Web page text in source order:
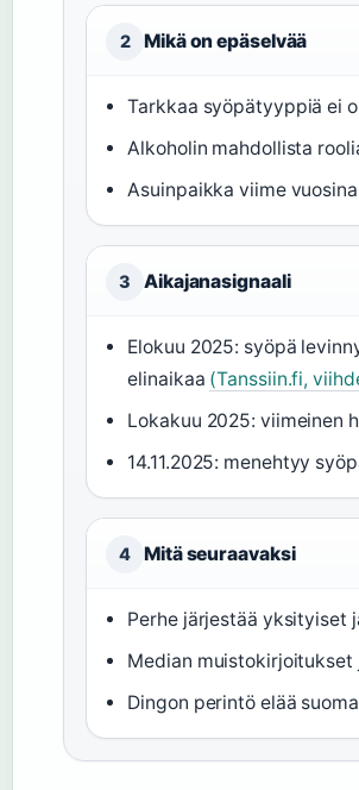
2 Mikä on epäselvää
Tarkkaa syöpätyyppiä ei
Alkoholin mahdollista
Asuinpaikka viime
3 Aikajanasignaali
Elokuu 2025: syöpä
elinaikaa (Tanssiin.fi,
Lokakuu 2025: viimeinen
14.11.2025: menehtyy
4 Mitä seuraavaksi
Perhe järjestää yksityiset
Median muistokirjoitukset
Dingon perintö elää